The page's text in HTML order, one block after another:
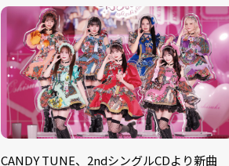
CANDY TUNE、2ndシングルCDより新曲